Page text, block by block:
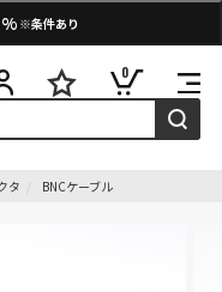
% ※条件あり
0
タ BNCケーブル